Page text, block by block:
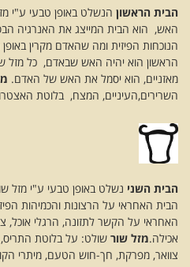
הבית הראשון הנשלט באופן טבעי ע"י
האש, הוא הבית המייצג את האנרגיה
הנוכחות הפיזית ומה שהאדם מקרין
הראשון הוא יהיה האש שבאדם, כל מזל
מאזניים, הוא יסמל את האש של האדם.
השרירים,העיניים, המצח, בלוטת
הבית השני נשלט באופן טבעי ע"י מזל
הבית האחראי על הרצונות והכמיהות
האחראי על הקשר לתזונה, הרגלי אוכל,
אכילה.מזל שור שולט: על בלוטת התריס,
צוואר, מפרקת, חך-חוש הטעם, מיתרי